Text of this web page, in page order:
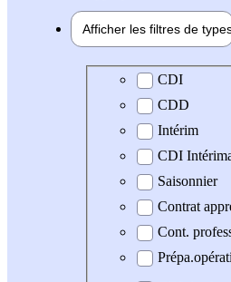
Afficher les filtres de
Type de contrat
CDI
CDD
Intérim
CDI
Saisonnier
Contrat
Cont.